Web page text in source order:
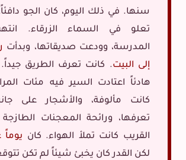
سنها. في ذلك اليوم، كان الجو
تعلو في السماء الزرقاء.
المدرسة، وودعت صديقاتها، وبدأت
إلى البيت. كانت تعرف الطريق
هادئاً اعتادت السير فيه مئات
كانت مألوفة، والأشجار على
تعرفها، ورائحة المعجنات
القريب كانت تملأ الهواء. كان يوماً
لكن القدر كان يخبئ شيئاً لم تكن